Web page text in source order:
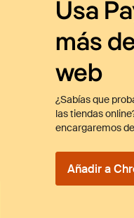
Usa
más
web
¿Sabías que
las tiendas
encargaremos
Añadir a